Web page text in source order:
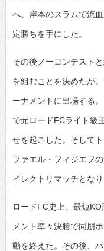
へ。岸本のスラムで流
定勝ちを手にした。
その後ノーコンテスト
を組むことを決めたが
ーナメントに出場する
で元ロードFCライト級
せを起こした。そして
ファエル・フィジエフ
イレクトリマッチとな
ロードFC史上、最短
メント準々決勝で同朋
動を終えた。その後、